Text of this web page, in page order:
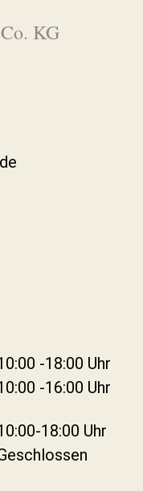
KG
-18:00 Uhr
-16:00 Uhr
18:00 Uhr